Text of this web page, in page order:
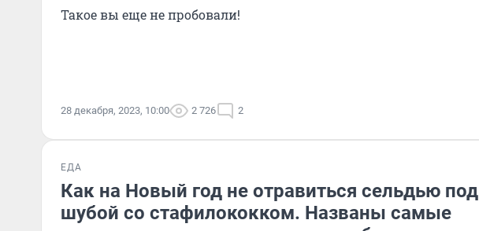
Такое вы еще не пробовали!
28 декабря, 2023, 10:00 2 726 2
ЕДА
Как на Новый год не отравиться сельдью под
шубой со стафилококком. Названы самые